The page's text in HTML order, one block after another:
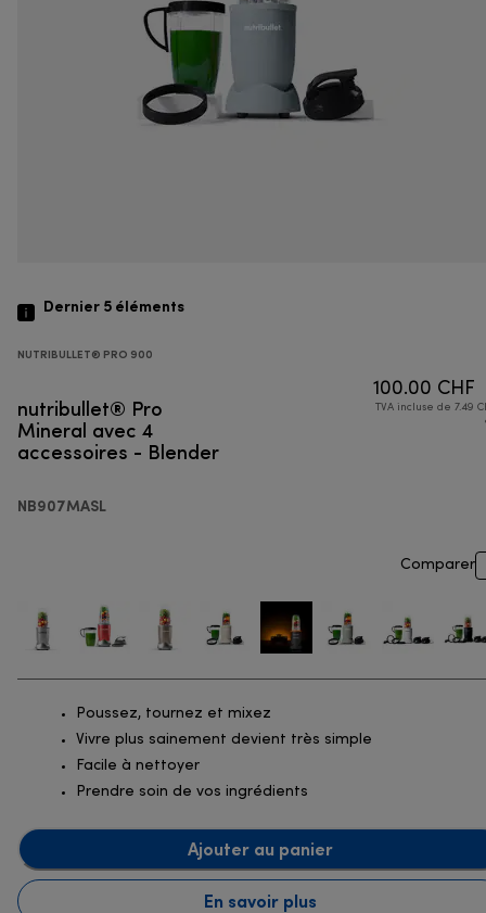
Dernier 5 éléments
NUTRIBULLET® PRO 900
nutribullet® Pro
Mineral avec 4
accessoires - Blender
NB907MASL
100.00 CHF
TVA incluse de 7.49
Comparer
Poussez, tournez et mixez
Vivre plus sainement devient très simple
Facile à nettoyer
Prendre soin de vos ingrédients
Ajouter au panier
En savoir plus